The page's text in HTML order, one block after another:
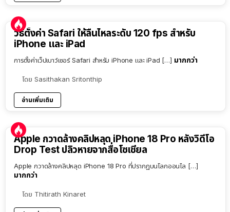
วิธีตั้งค่า Safari ให้ลื่นไหลระดับ 120 fps สำหรับ
iPhone และ iPad
การตั้งค่าเว็ปเบาว์เซอร์ Safari สำหรับ iPhone และ iPad […] มากกว่า
โดย Sasithakan Sritonthip
อ่านเพิ่มเติม
Apple กวาดล้างคลิปหลุด iPhone 18 Pro หลังวิดีโอ
Drop Test ปลิวหายจากสื่อโซเชียล
Apple กวาดล้างคลิปหลุด iPhone 18 Pro ที่ปรากฏบนโลกออนไล […]
มากกว่า
โดย Thitirath Kinaret